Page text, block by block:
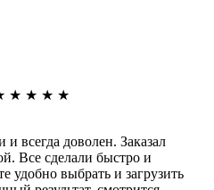
★ ★ ★ ★
всегда доволен. Заказал
Все сделали быстро и
удобно выбрать и загрузить